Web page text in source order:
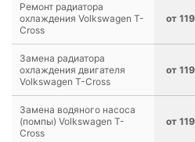
Ремонт радиатора
охлаждения Volkswagen T-
Cross
от
Замена радиатора
охлаждения двигателя
Volkswagen T-Cross
от
Замена водяного насоса
(помпы) Volkswagen T-
Cross
от